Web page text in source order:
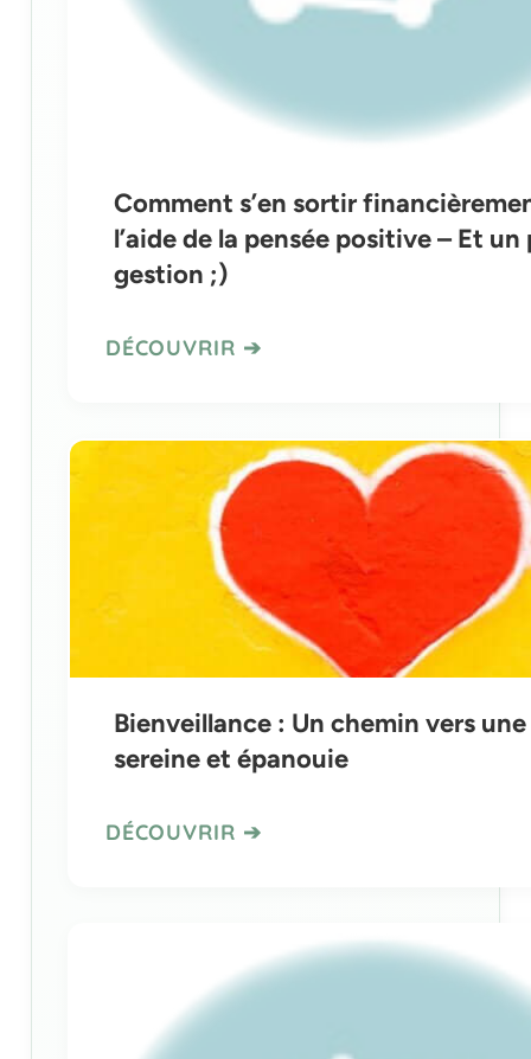
Comment s’en sortir
l’aide de la pensée positive – Et un
gestion ;)
Bienveillance : Un chemin vers
sereine et épanouie